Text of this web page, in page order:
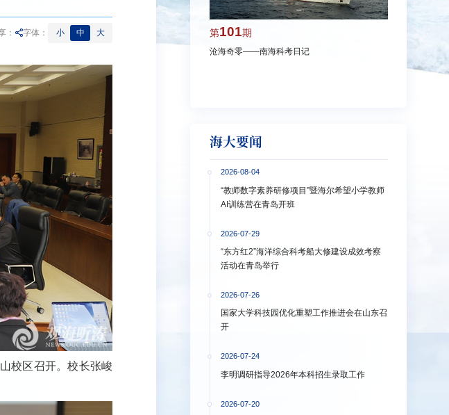
： 字体： 小 中 大
校区召开。校长张峻
第101期
沧海奇零——南海科考日记
洋大学多措并
海大要闻
2026-08-04
“教师数字素养研修项目”暨海尔希望小学教师
AI训练营在青岛开班
2026-07-29
“东方红2”海洋综合科考船大修建设成效考察
活动在青岛举行
2026-07-26
国家大学科技园优化重塑工作推进会在山东召
开
2026-07-24
李明调研指导2026年本科招生录取工作
2026-07-20